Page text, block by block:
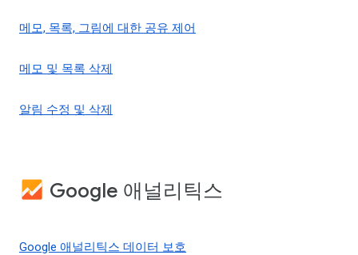
메모, 목록, 그림에 대한 공유 제어
메모 및 목록 삭제
알림 수정 및 삭제
Google 애널리틱스
Google 애널리틱스 데이터 보호